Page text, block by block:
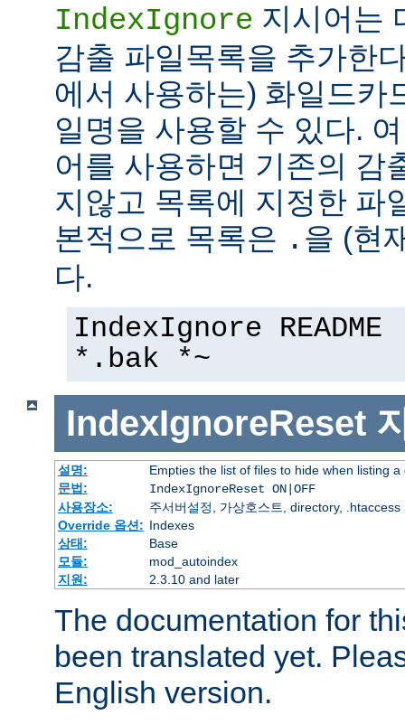
IndexIgnore 지시어는
감출 파일목록을 추가한
에서 사용하는) 화일드카
일명을 사용할 수 있다.
어를 사용하면 기존의 감
지않고 목록에 지정한 파
본적으로 목록은 . 을 (현
다.
IndexIgnore
*.bak *~
IndexIgnoreReset
설명:
Empties the list of files to hide when listing a
문법:
IndexIgnoreReset ON|OFF
사용장소:
주서버설정, 가상호스트, directory, .htaccess
Override 옵션: Indexes
상태:
Base
모듈:
mod_autoindex
지원:
2.3.10 and later
The documentation for
been translated yet.
English version.